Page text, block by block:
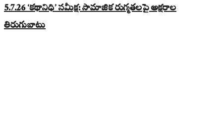
5.7.26 ‘కథానిధి’ సమీక్ష: సామాజిక రుగ్మతలపై అక్షరాల
తిరుగుబాటు